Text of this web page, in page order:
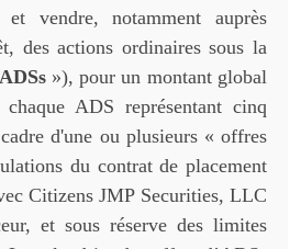
vendre, notamment auprès
des actions ordinaires sous la
ADSs »), pour un montant global
ADS représentant cinq
d'une ou plusieurs « offres
du contrat de placement
Citizens JMP Securities, LLC
et sous réserve des limites